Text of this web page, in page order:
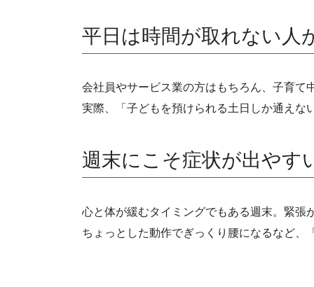
平日は時間が取れない人
会社員やサービス業の方はもちろん、子育て
実際、「子どもを預けられる土日しか通えな
週末にこそ症状が出やす
心と体が緩むタイミングでもある週末。緊張
ちょっとした動作でぎっくり腰になるなど